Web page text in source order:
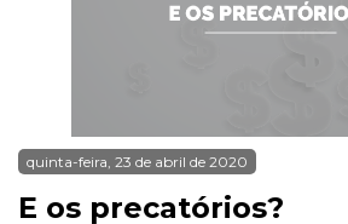
quinta-feira, 23 de abril de 2020
E os precatórios?